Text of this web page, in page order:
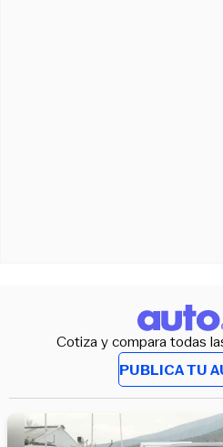
Cotiza y compara todas
PUBLICA TU